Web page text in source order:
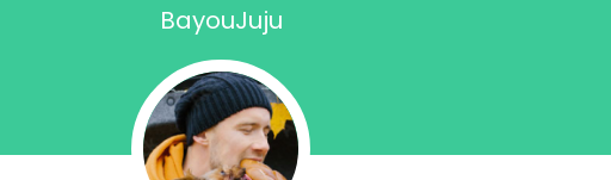
BayouJuju